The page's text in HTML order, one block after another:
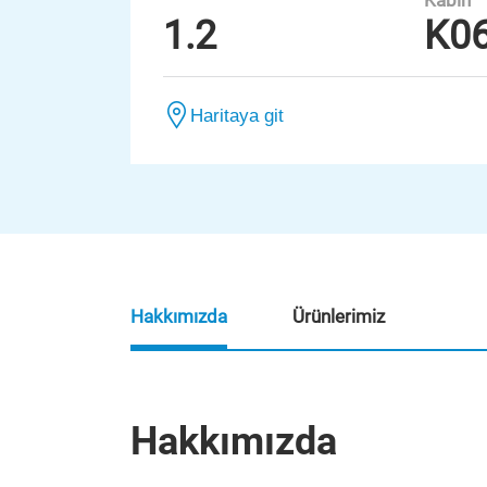
1.2
Haritaya git
Hakkımızda
Hakkımızda Ürünlerimiz